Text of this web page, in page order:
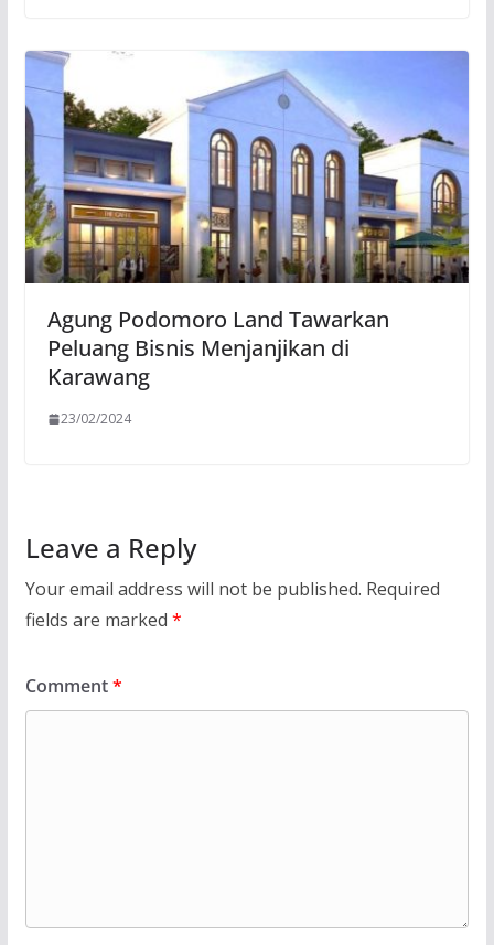
Agung Podomoro Land Tawarkan
Peluang Bisnis Menjanjikan di
Karawang
23/02/2024
Leave a Reply
Your email address will not be published. Required
fields are marked *
Comment*